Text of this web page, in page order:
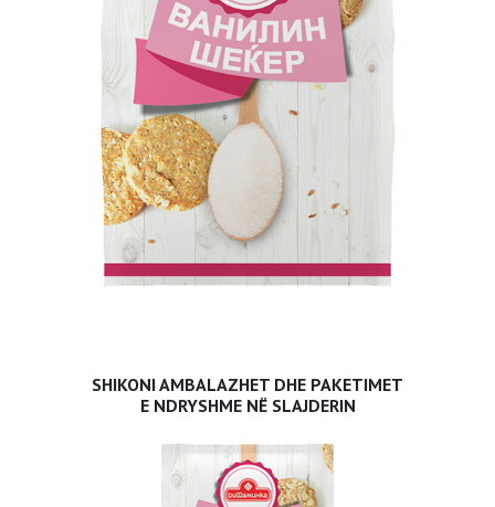
SHIKONI AMBALAZHET DHE PAKETIMET
E NDRYSHME NË SLAJDERIN